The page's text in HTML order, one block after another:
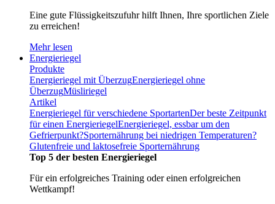
Eine gute Flüssigkeitszufuhr hilft Ihnen, Ihre sportlichen Ziele
zu erreichen!
Mehr lesen
Energieriegel
Produkte
Energieriegel mit ÜberzugEnergieriegel ohne
ÜberzugMüsliriegel
Artikel
Energieriegel für verschiedene SportartenDer beste Zeitpunkt
für einen EnergieriegelEnergieriegel, essbar um den
Gefrierpunkt?Sporternährung bei niedrigen Temperaturen?
Glutenfreie und laktosefreie Sporternährung
Top 5 der besten Energieriegel
Für ein erfolgreiches Training oder einen erfolgreichen
Wettkampf!